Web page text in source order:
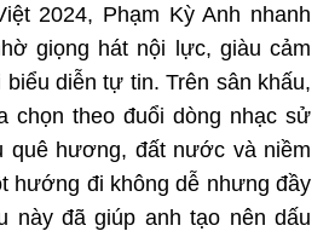
2024, Phạm Kỳ Anh nhanh
giọng hát nội lực, giàu cảm
diễn tự tin. Trên sân khấu,
chọn theo đuổi dòng nhạc sử
quê hương, đất nước và niềm
hướng đi không dễ nhưng đầy
này đã giúp anh tạo nên dấu